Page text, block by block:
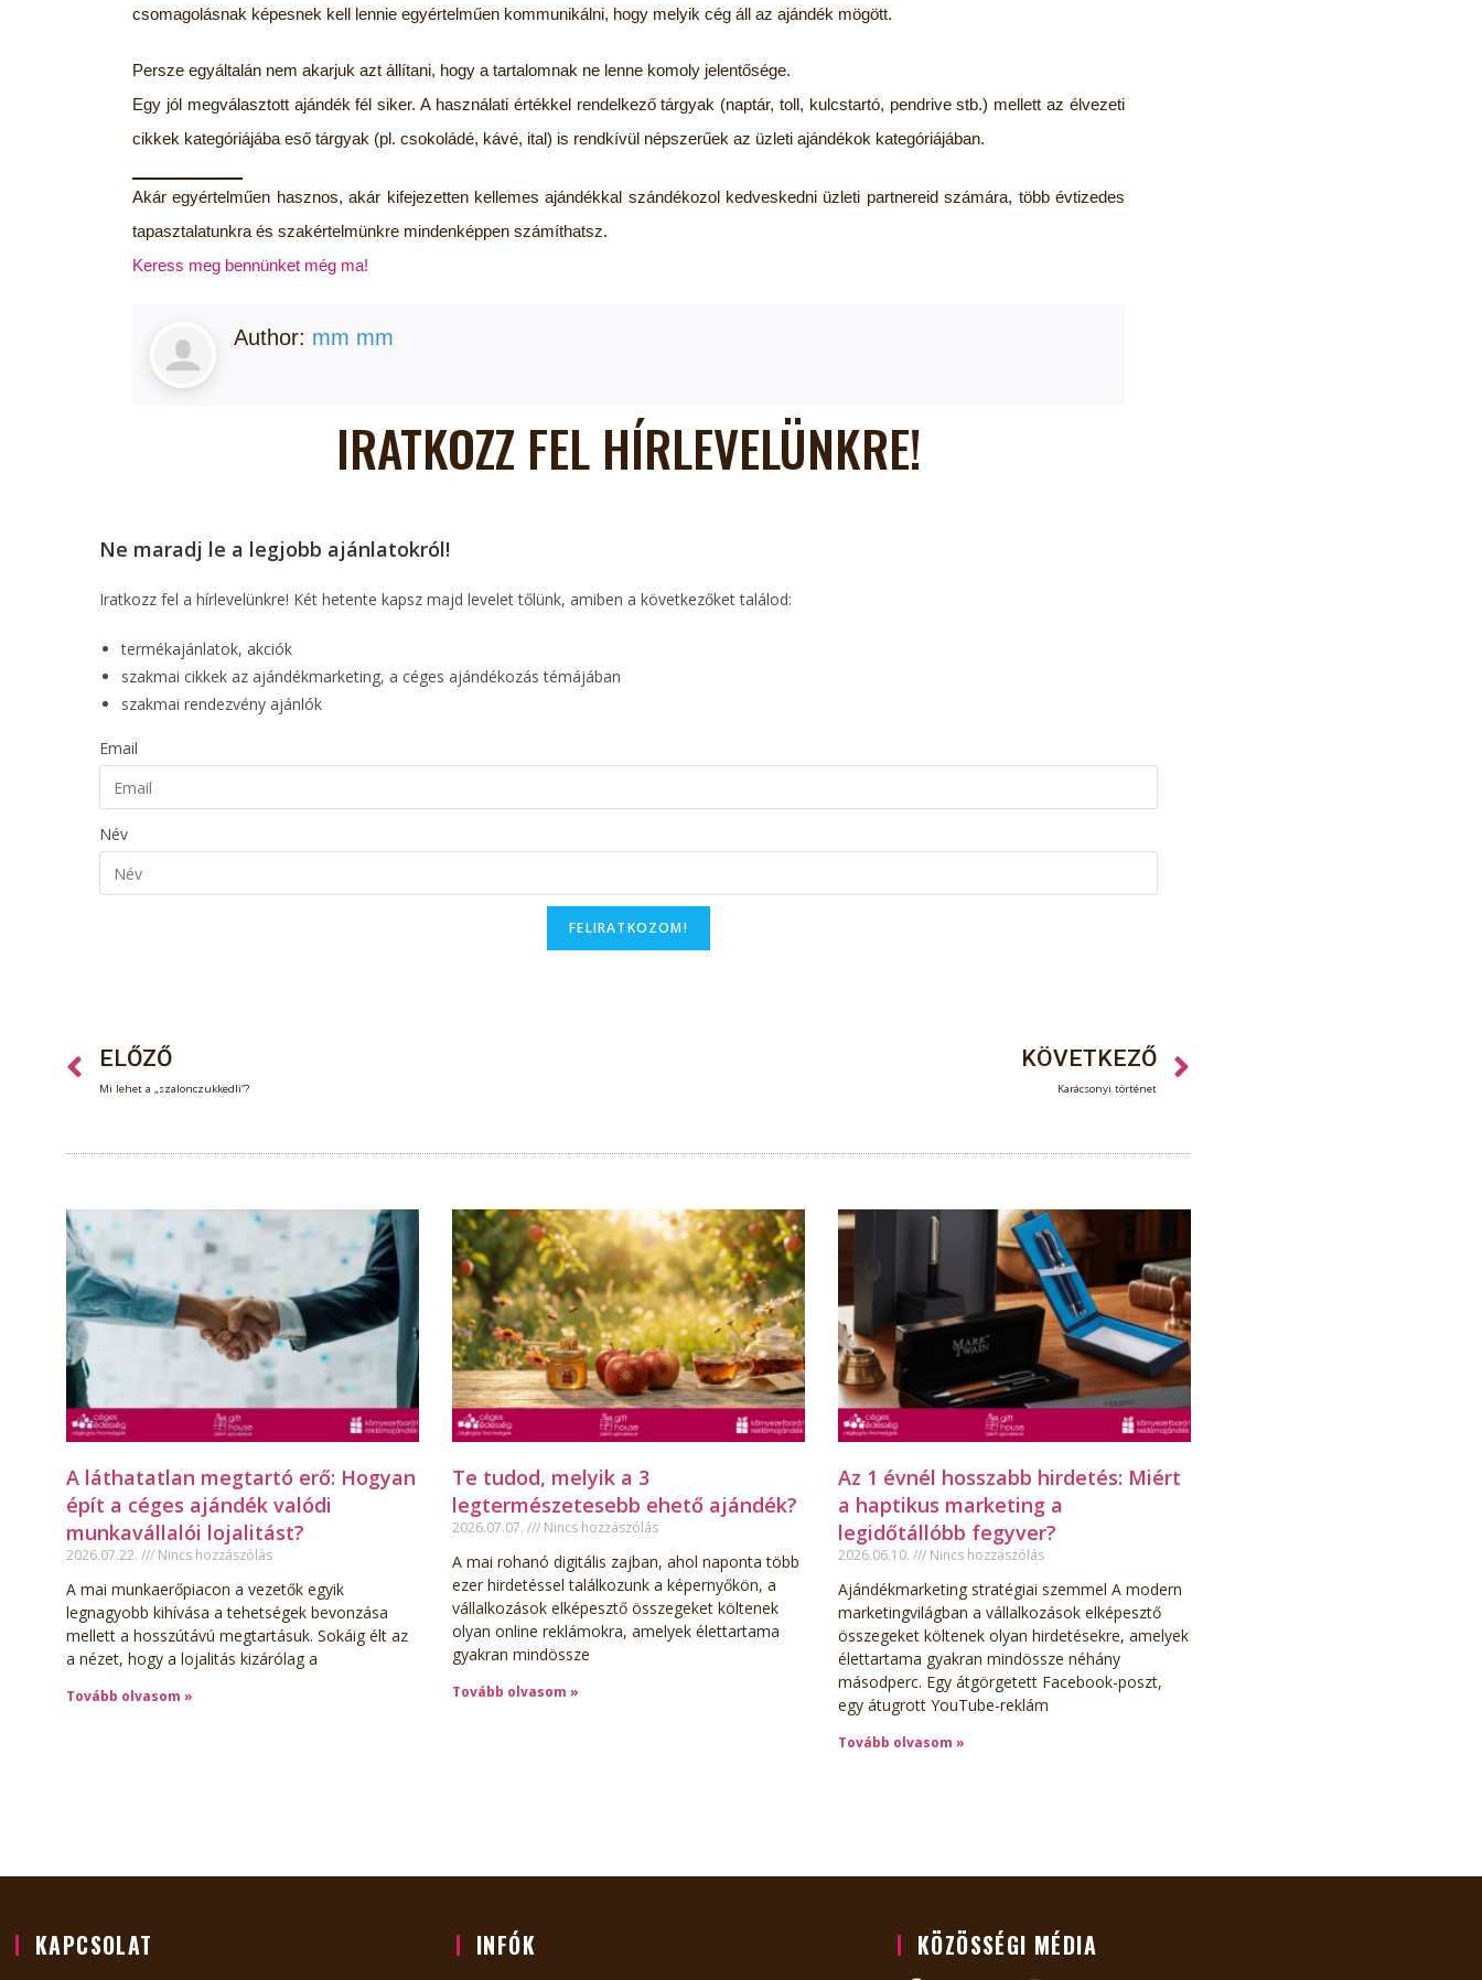
csomagolásnak képesnek kell lennie egyértelműen kommunikálni, hogy melyik cég áll az ajándék mögött.
Persze egyáltalán nem akarjuk azt állítani, hogy a tartalomnak ne lenne komoly jelentősége.
Egy jól megválasztott ajándék fél siker. A használati értékkel rendelkező tárgyak (naptár, toll, kulcstartó, pendrive stb.) mellett az élvezeti
cikkek kategóriájába eső tárgyak (pl. csokoládé, kávé, ital) is rendkívül népszerűek az üzleti ajándékok kategóriájában.
Akár egyértelműen hasznos, akár kifejezetten kellemes ajándékkal szándékozol kedveskedni üzleti partnereid számára, több évtizedes
tapasztalatunkra és szakértelmünkre mindenképpen számíthatsz.
Keress meg bennünket még ma!
Author: mm mm
IRATKOZZ FEL HÍRLEVELÜNKRE!
Ne maradj le a legjobb ajánlatokról!
Iratkozz fel a hírlevelünkre! Két hetente kapsz majd levelet tőlünk, amiben a következőket találod:
termékajánlatok, akciók
szakmai cikkek az ajándékmarketing, a céges ajándékozás témájában
szakmai rendezvény ajánlók
Email
Név
FELIRATKOZOM!
ELŐZŐ
Mi lehet a „szalonczukkedli”?
KÖVETKEZŐ
Karácsonyi történet
A láthatatlan megtartó erő: Hogyan
épít a céges ajándék valódi
munkavállalói lojalitást?
2026.07.22. Nincs hozzászólás
A mai munkaerőpiacon a vezetők egyik
legnagyobb kihívása a tehetségek bevonzása
mellett a hosszútávú megtartásuk. Sokáig élt az
a nézet, hogy a lojalitás kizárólag a
Tovább olvasom »
Te tudod, melyik a 3
legtermészetesebb ehető ajándék?
2026.07.07. Nincs hozzászólás
A mai rohanó digitális zajban, ahol naponta több
ezer hirdetéssel találkozunk a képernyőkön, a
vállalkozások elképesztő összegeket költenek
olyan online reklámokra, amelyek élettartama
gyakran mindössze
Tovább olvasom »
Az 1 évnél hosszabb hirdetés: Miért
a haptikus marketing a
legidőtállóbb fegyver?
2026.06.10. Nincs hozzászólás
Ajándékmarketing stratégiai szemmel A modern
marketingvilágban a vállalkozások elképesztő
összegeket költenek olyan hirdetésekre, amelyek
élettartama gyakran mindössze néhány
másodperc. Egy átgörgetett Facebook-poszt,
egy átugrott YouTube-reklám
Tovább olvasom »
KAPCSOLAT INFÓK KÖZÖSSÉGI MÉDIA